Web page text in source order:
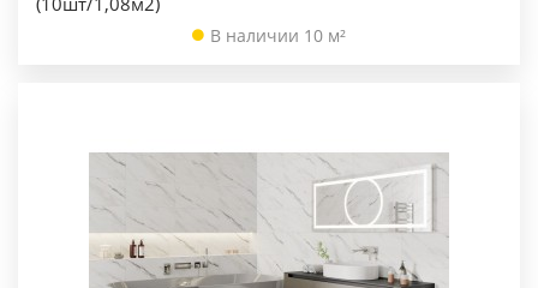
В наличии 10 м²